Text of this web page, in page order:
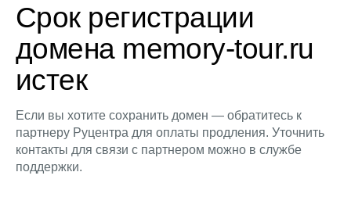
Срок регистрации
домена memory-tour.ru
истек
Если вы хотите сохранить домен — обратитесь к
партнеру Руцентра для оплаты продления. Уточнить
контакты для связи с партнером можно в службе
поддержки.